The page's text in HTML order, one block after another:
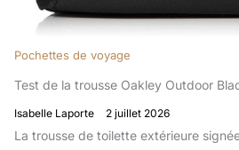
Pochettes de voyage
Test de la trousse Oakley Outdoor
Isabelle Laporte 2 juillet 2026
La trousse de toilette extérieure